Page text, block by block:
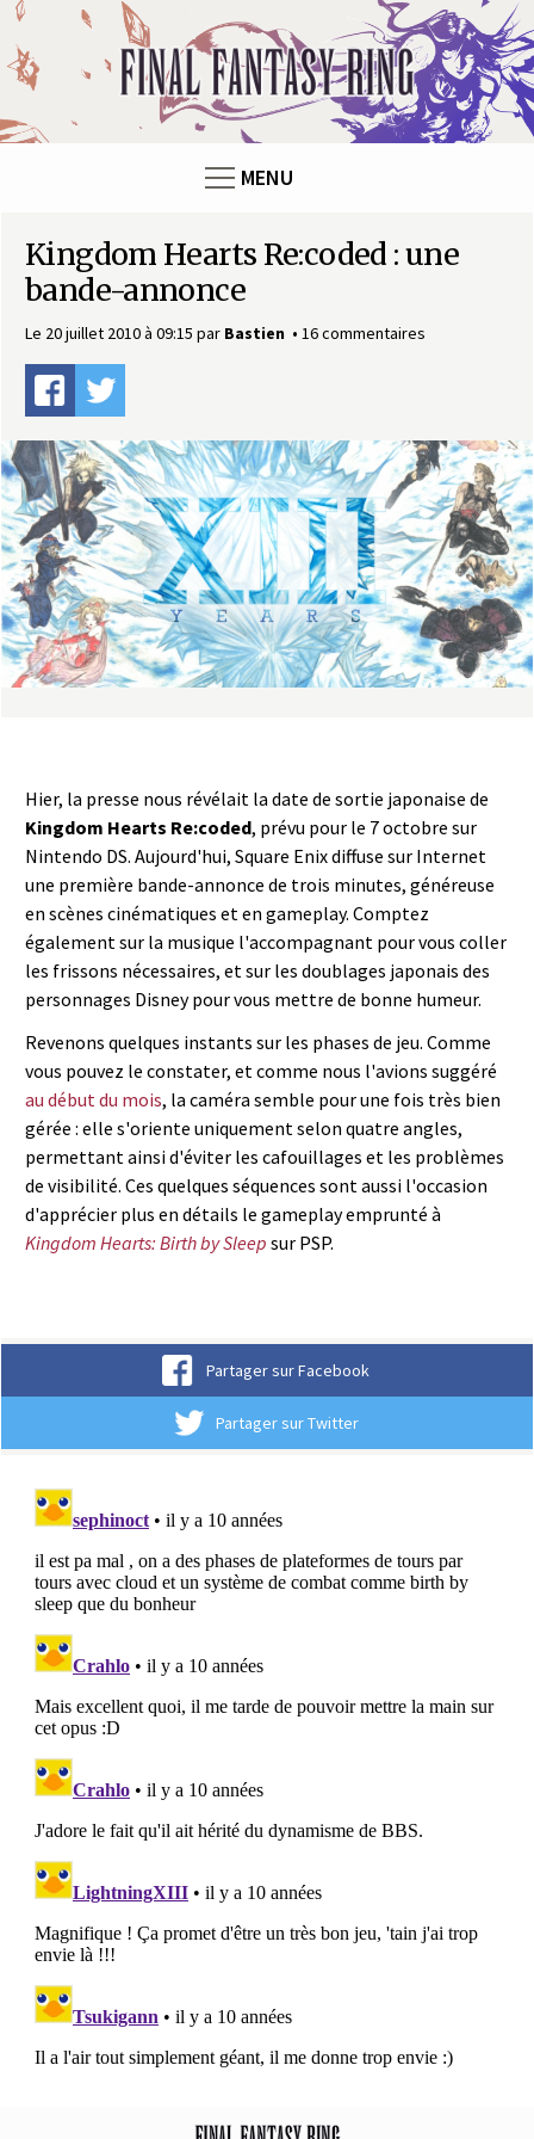
F
n
n
t
a
s
y
MENU
Kingdom Hearts Re:coded : une
bande-annonce
Le 20 juillet 2010 à 09:15 par Bastien 16 commentaires
Hier, la presse nous révélait la date de sortie japonaise de
Kingdom Hearts Re:coded, prévu pour le 7 octobre sur
Nintendo DS. Aujourd'hui, Square Enix diffuse sur Internet
une première bande-annonce de trois minutes, généreuse
en scènes cinématiques et en gameplay. Comptez
également sur la musique l'accompagnant pour vous coller
les frissons nécessaires, et sur les doublages japonais des
personnages Disney pour vous mettre de bonne humeur.
Revenons quelques instants sur les phases de jeu. Comme
vous pouvez le constater, et comme nous l'avions suggéré
au début du mois, la caméra semble pour une fois très bien
gérée : elle s'oriente uniquement selon quatre angles,
permettant ainsi d'éviter les cafouillages et les problèmes
de visibilité. Ces quelques séquences sont aussi l'occasion
d'apprécier plus en détails le gameplay emprunté à
Kingdom Hearts: Birth by Sleep sur PSP.
Partager sur Facebook
Partager sur Twitter
Panneau de gestion des cookies